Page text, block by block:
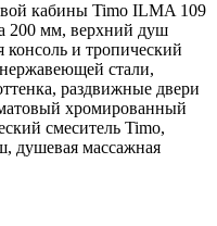
кабины Timo ILMA 109
200 мм, верхний душ
консоль и тропический
стали,
раздвижные двери
хромированный
смеситель Timo,
душевая массажная